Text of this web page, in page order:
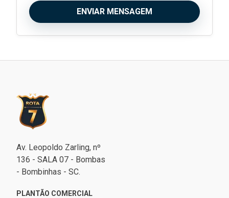
ENVIAR MENSAGEM
Av. Leopoldo Zarling, nº
136 - SALA 07 - Bombas
- Bombinhas - SC.
PLANTÃO COMERCIAL